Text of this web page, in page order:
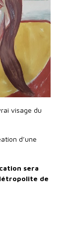
visage du
d’une
sera
de